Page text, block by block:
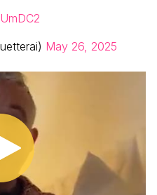
May 26, 2025